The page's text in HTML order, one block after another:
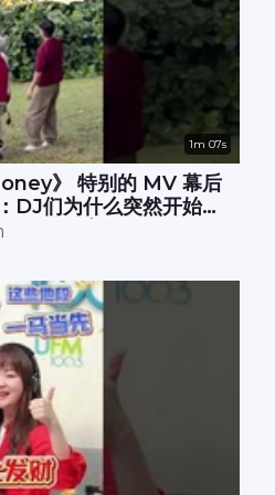
1m 07s
》 特别的 MV 幕后
DJ们为什么突然开始摇
树上 🚁💥，大家冒雨☔️